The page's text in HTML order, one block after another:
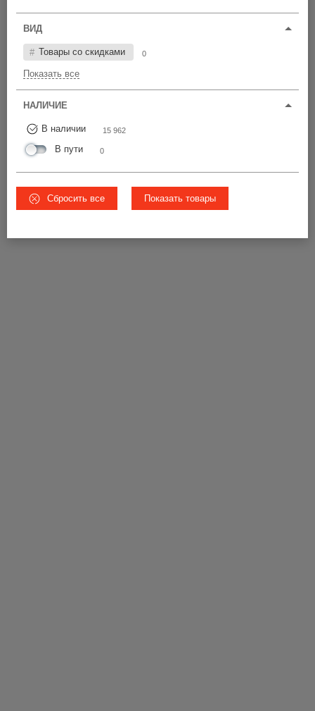
ВИД
Товары со скидками 0
Показать все
НАЛИЧИЕ
В наличии 15 962
В пути 0
Сбросить все Показать товары